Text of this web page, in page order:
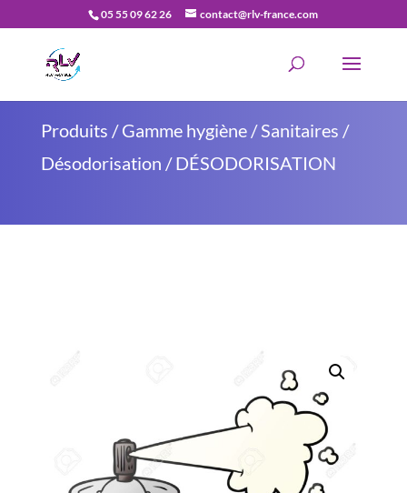
05 55 09 62 26 contact@rlv-france.com
Produits /Gamme hygiène/Sanitaires /
Désodorisation / DÉSODORISATION